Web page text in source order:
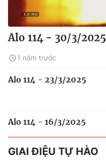
Alo 114 - 30/3/2025
1 năm trước
Alo 114 - 23/3/2025
Alo 114 - 16/3/2025
GIAI ĐIỆU TỰ HÀO